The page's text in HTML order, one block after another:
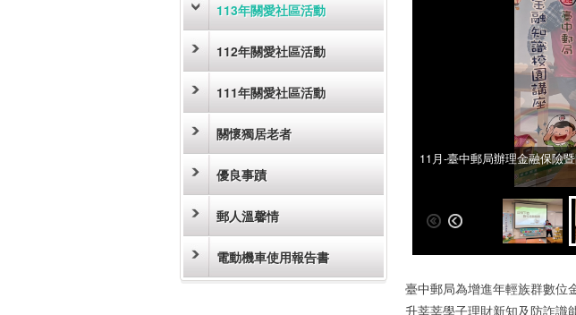
113年關愛社區活動
112年關愛社區活動
111年關愛社區活動
關懷獨居老者
優良事蹟
郵人溫馨情
電動機車使用報告書
11月-臺中郵局辦理金融保險
11月-臺中郵局辦理金融保險
臺中郵局為增進年輕族群數位
升莘莘學子理財新知及防詐識